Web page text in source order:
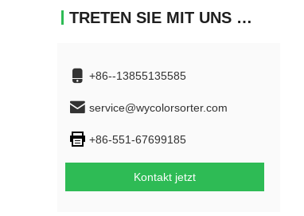
TRETEN SIE MIT UNS IN VERBINDUNG
+86--13855135585
service@wycolorsorter.com
+86-551-67699185
Kontakt jetzt